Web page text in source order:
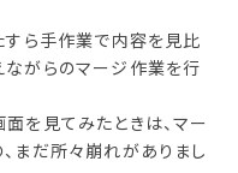
すら手作業で内容を見比
がらのマージ作業を行
を見てみたときは、マー
まだ所々崩れがありまし